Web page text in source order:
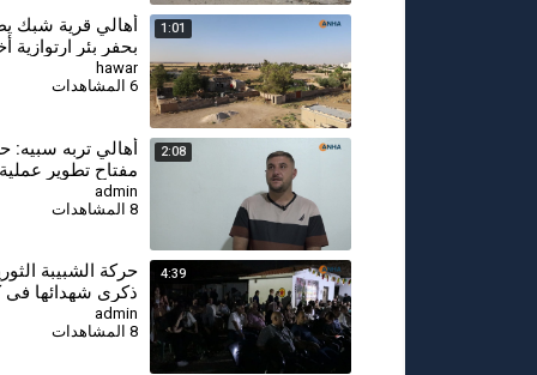
1:01
أهالي قرية شبك
بحفر بئر ارتوازية
مياه الشرب
hawar
6 المشاهدات
2:08
⁣أهالي تربه سبيه:
مفتاح تطوير
والمجتمع
admin
8 المشاهدات
4:39
⁣حركة الشبيبة
ذكرى شهدائها
admin
8 المشاهدات